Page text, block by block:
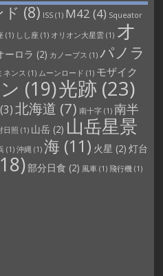
(8) ISS(1) M42 (4) Squeator
(1) しし座 (1) オリオン大星雲(1) オ
ーロラ (2) カノープス (1) パノラ
ネンス (1) ムーンロード (1) モザイク
(19)光跡 (23)
(3)北海道 (7) 南十字(1) 南半
日照 (1) 山岳(2) 山岳星景
(1) 沖縄(1) 海 (11) 火星 (2) 灯台
部分日食 (2) 風車(1) 飛行機(1)